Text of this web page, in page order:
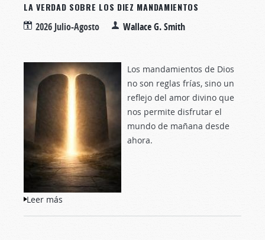
LA VERDAD SOBRE LOS DIEZ MANDAMIENTOS
2026 Julio-Agosto Wallace G. Smith
Los mandamientos de Dios
no son reglas frías, sino un
reflejo del amor divino que
nos permite disfrutar el
mundo de mañana desde
ahora.
Leer más